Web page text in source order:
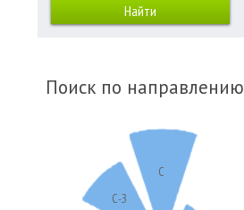
Поиск по направлению
С
С-З